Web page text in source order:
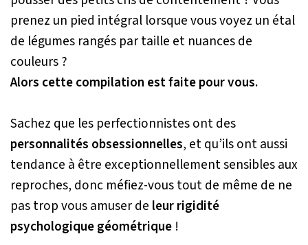
prenez un pied intégral lorsque vous voyez un étal
de légumes rangés par taille et nuances de
couleurs ?
Alors cette compilation est faite pour vous.
Sachez que les perfectionnistes ont des
personnalités obsessionnelles, et qu’ils ont aussi
tendance à être exceptionnellement sensibles aux
reproches, donc méfiez-vous tout de même de ne
pas trop vous amuser de leur rigidité
psychologique géométrique !